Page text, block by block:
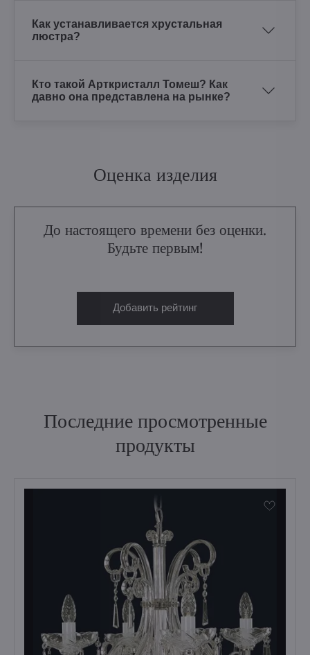
Как устанавливается хрустальная
люстра?
Кто такой Арткристалл Томеш? Как
давно она представлена на рынке?
Оценка изделия
До настоящего времени без оценки.
Будьте первым!
Добавить рейтинг
Последние просмотренные
продукты